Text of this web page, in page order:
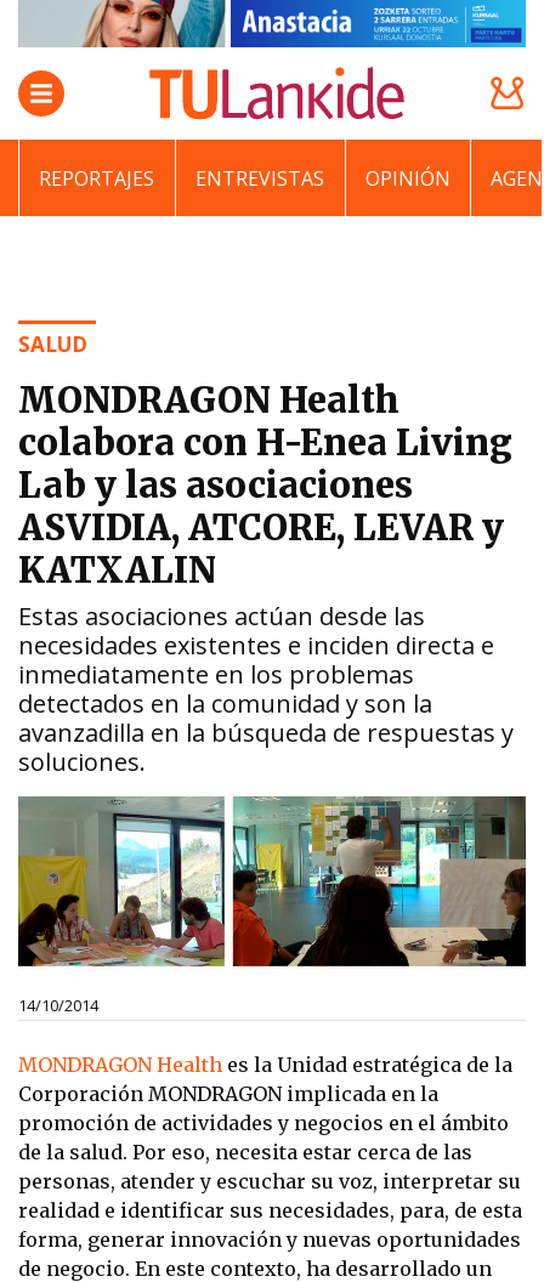
REPORTAJES ENTREVISTAS OPINIÓN
SALUD
MONDRAGON Health
colabora con H-Enea Living
Lab y las asociaciones
ASVIDIA, ATCORE, LEVAR y
KATXALIN
Estas asociaciones actúan desde las
necesidades existentes e inciden directa e
inmediatamente en los problemas
detectados en la comunidad y son la
avanzadilla en la búsqueda de respuestas y
soluciones.
14/10/2014
MONDRAGON Health es la Unidad estratégica de la
Corporación MONDRAGON implicada en la
promoción de actividades y negocios en el ámbito
de la salud. Por eso, necesita estar cerca de las
personas, atender y escuchar su voz, interpretar su
realidad e identificar sus necesidades, para, de esta
forma, generar innovación y nuevas oportunidades
de negocio. En este contexto, ha desarrollado un